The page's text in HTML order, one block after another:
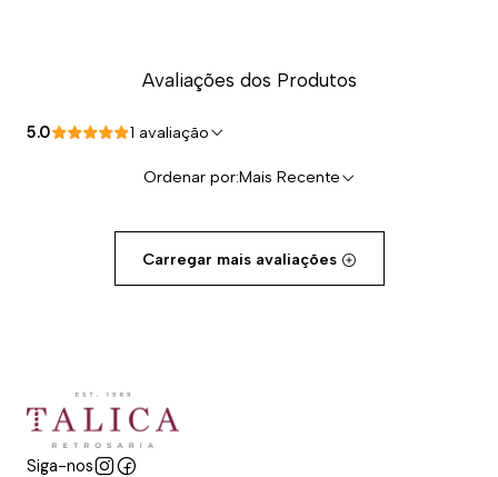
Avaliações dos Produtos
5.0 1 avaliação
Ordenar por:Mais Recente
Carregar mais avaliações
Siga-nos